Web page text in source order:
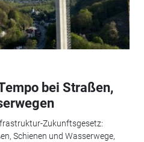
bei Straßen,
Zukunftsgesetz:
Schienen und Wasserwege,